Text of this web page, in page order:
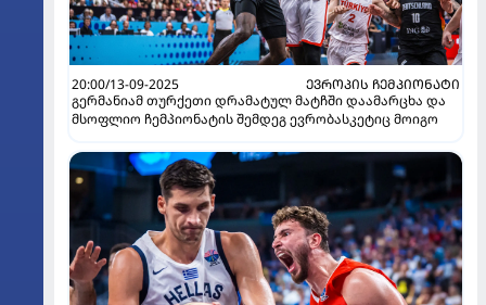
20:00/13-09-2025
ᲔᲕᲠᲝᲞᲘᲡ ᲩᲔᲛᲞᲘᲝᲜᲐᲢᲘ
გერმანიამ თურქეთი დრამატულ მატჩში დაამარცხა და
მსოფლიო ჩემპიონატის შემდეგ ევრობასკეტიც მოიგო